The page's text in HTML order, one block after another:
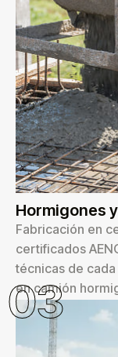
Hormigones
Fabricación en
certificados
técnicas de
en camión
03